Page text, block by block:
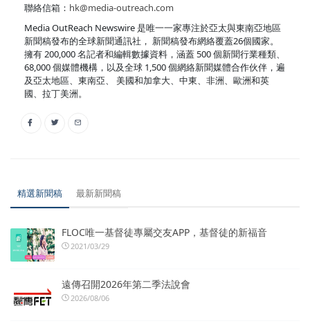
聯絡信箱： hk@media-outreach.com
Media OutReach Newswire 是唯一一家專注於亞太與東南亞地區
新聞稿發布的全球新聞通訊社， 新聞稿發布網絡覆蓋26個國家。
擁有 200,000 名記者和編輯數據資料，涵蓋 500 個新聞行業種類、
68,000 個媒體機構，以及全球 1,500 個網絡新聞媒體合作伙伴，遍
及亞太地區、東南亞、 美國和加拿大、中東、非洲、歐洲和英
國、拉丁美洲。
精選新聞稿 最新新聞稿
FLOC唯一基督徒專屬交友APP，基督徒的新福音
2021/03/29
遠傳召開2026年第二季法說會
2026/08/06